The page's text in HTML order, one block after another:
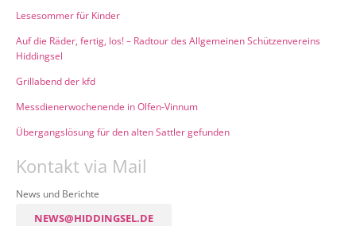
Lesesommer für Kinder
Auf die Räder, fertig, los! – Radtour des Allgemeinen Schützenvereins
Hiddingsel
Grillabend der kfd
Messdienerwochenende in Olfen-Vinnum
Übergangslösung für den alten Sattler gefunden
Kontakt via Mail
News und Berichte
NEWS@HIDDINGSEL.DE